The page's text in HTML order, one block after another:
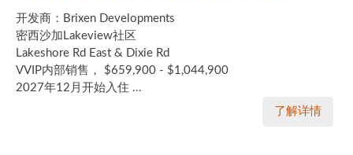
开发商：Brixen Developments
密西沙加Lakeview社区
Lakeshore Rd East & Dixie Rd
VVIP内部销售， $659,900 - $1,044,900
2027年12月开始入住 ...
了解详情